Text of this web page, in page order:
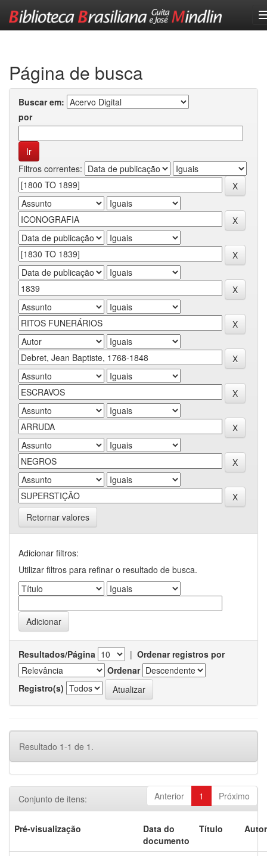
Página de busca
Buscar em:
por
Filtros correntes:
Retornar valores
Adicionar filtros:
Utilizar filtros para refinar o resultado de busca.
Resultados/Página | Ordenar registros por
Ordenar
Registro(s)
Resultado 1-1 de 1.
Anterior 1 Próximo
Conjunto de itens:
Pré-visualização
Data do
documento
Título